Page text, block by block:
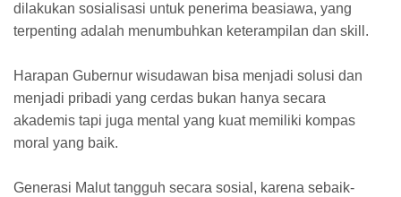
dilakukan sosialisasi untuk penerima beasiawa, yang
terpenting adalah menumbuhkan keterampilan dan skill.
Harapan Gubernur wisudawan bisa menjadi solusi dan
menjadi pribadi yang cerdas bukan hanya secara
akademis tapi juga mental yang kuat memiliki kompas
moral yang baik.
Generasi Malut tangguh secara sosial, karena sebaik-